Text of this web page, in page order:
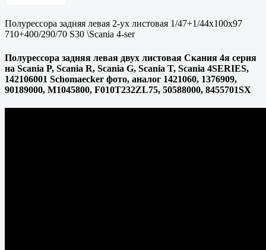
Полурессора задняя левая 2-ух листовая 1/47+1/44x100x97
710+400/290/70 S30 \Scania 4-ser
Полурессора задняя левая двух листовая Скания 4я серия
на Scania P, Scania R, Scania G, Scania T, Scania 4SERIES,
142106001 Schomaecker фото, аналог 1421060, 1376909,
90189000, M1045800, F010T232ZL75, 50588000, 8455701SX